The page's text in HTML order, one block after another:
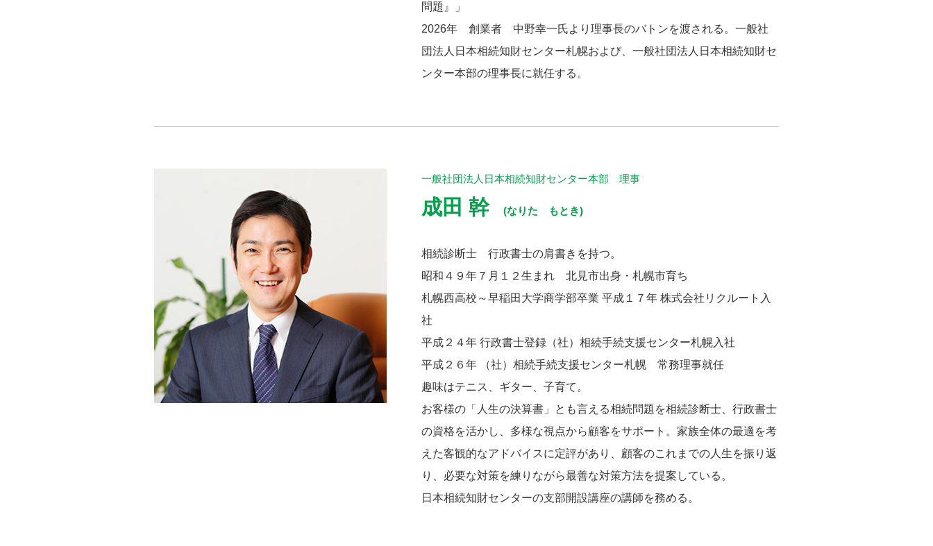
問題』」
2026年 創業者 中野幸一氏より理事長のバトンを渡される。一般社
団法人日本相続知財センター札幌および、一般社団法人日本相続知財セ
ンター本部の理事長に就任する。
一般社団法人日本相続知財センター本部 理事
成田 幹 (なりた もとき)
相続診断士 行政書士の肩書きを持つ。
昭和４９年７月１２生まれ 北見市出身・札幌市育ち
札幌西高校～早稲田大学商学部卒業 平成１７年 株式会社リクルート入
社
平成２４年 行政書士登録（社）相続手続支援センター札幌入社
平成２６年 （社）相続手続支援センター札幌 常務理事就任
趣味はテニス、ギター、子育て。
お客様の「人生の決算書」とも言える相続問題を相続診断士、行政書士
の資格を活かし、多様な視点から顧客をサポート。家族全体の最適を考
えた客観的なアドバイスに定評があり、顧客のこれまでの人生を振り返
り、必要な対策を練りながら最善な対策方法を提案している。
日本相続知財センターの支部開設講座の講師を務める。